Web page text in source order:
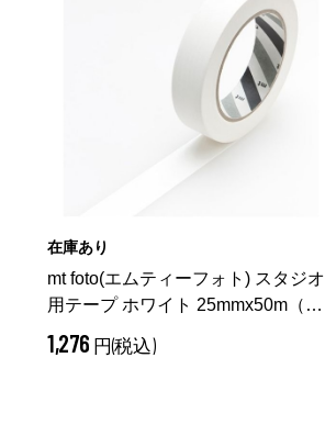
在庫あり
mt foto(エムティーフォト) スタジオ
用テープ ホワイト 25mmx50m （
ホワイト 25mm）
1,276 円(税込)